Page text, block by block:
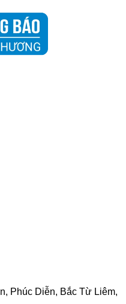
Phúc Diễn, Bắc Từ Liêm,